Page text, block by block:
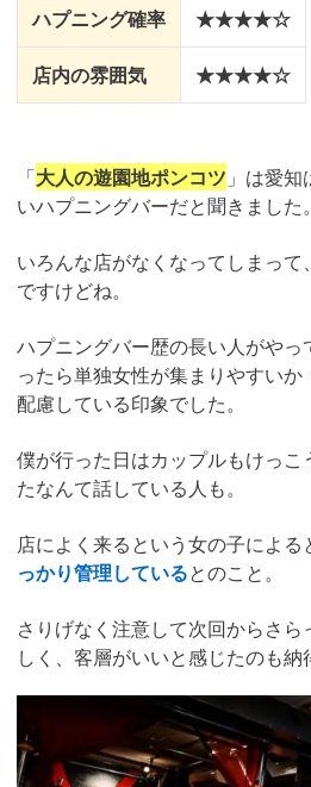
ハプニング確率 ★★★★☆
店内の雰囲気 ★★★★☆
「大人の遊園地ポンコツ 」は愛
いハプニングバーだと聞きました。
いろんな店がなくなってしまっ
ですけどね。
ハプニングバー歴の長い人がや
ったら単独女性が集まりやすい
配慮している印象でした。
僕が行った日はカップルもけっこ
たなんて話している人も。
店によく来るという女の子による
っかり管理しているとのこと。
さりげなく注意して次回からさ
しく、客層がいいと感じたのも納